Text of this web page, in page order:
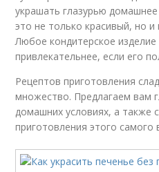
украшать глазурью
это не только красивый, но и
Любое кондитерское
привлекательнее, если его
Рецептов приготовления
множество. Предлагаем вам
домашних условиях, а также
приготовления этого самого